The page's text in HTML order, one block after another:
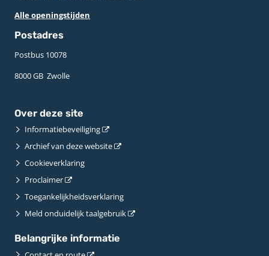
Alle openingstijden
Postadres
Postbus 10078 ­
8000 GB ­ Zwolle
Over deze site
Informatiebeveiliging
Archief van deze website
Cookieverklaring
Proclaimer
Toegankelijkheidsverklaring
Meld onduidelijk taalgebruik
Belangrijke informatie